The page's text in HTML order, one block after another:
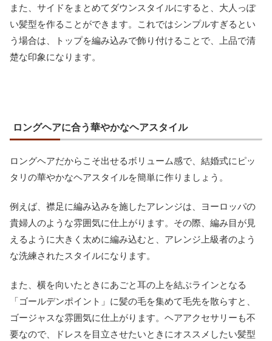
また、サイドをまとめてダウンスタイルにすると、大人っぽ
い髪型を作ることができます。これではシンプルすぎるとい
う場合は、トップを編み込みで飾り付けることで、上品で清
楚な印象になります。
ロングヘアに合う華やかなヘアスタイル
ロングヘアだからこそ出せるボリューム感で、結婚式にピッ
タリの華やかなヘアスタイルを簡単に作りましょう。
例えば、襟足に編み込みを施したアレンジは、ヨーロッパの
貴婦人のような雰囲気に仕上がります。その際、編み目が見
えるように大きく太めに編み込むと、アレンジ上級者のよう
な洗練されたスタイルになります。
また、横を向いたときにあごと耳の上を結ぶラインとなる
「ゴールデンポイント」に髪の毛を集めて毛先を散らすと、
ゴージャスな雰囲気に仕上がります。ヘアアクセサリーも不
要なので、ドレスを目立させたいときにオススメしたい髪型